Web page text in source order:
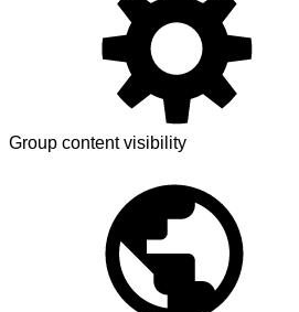
Group content visibility